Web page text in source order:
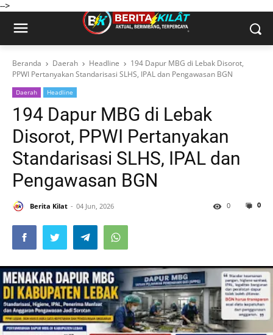
-->
Beranda Daerah Headline
194 Dapur MBG di Lebak Disorot,
PPWI Pertanyakan Standarisasi SLHS, IPAL dan Pengawasan BGN
Daerah Headline
194 Dapur MBG di Lebak
Disorot, PPWI Pertanyakan
Standarisasi SLHS, IPAL dan
Pengawasan BGN
Berita Kilat 04 Jun, 2026 0
0